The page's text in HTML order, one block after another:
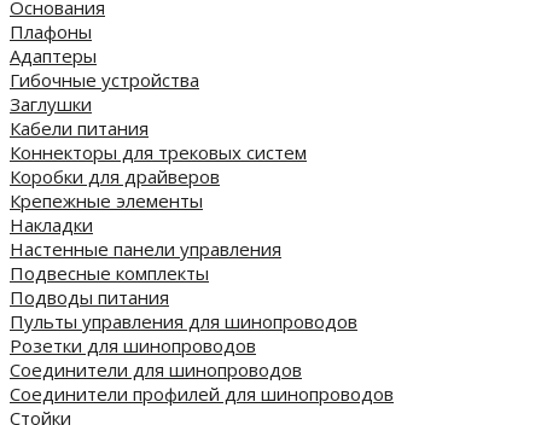
Основания
Плафоны
Адаптеры
Гибочные устройства
Заглушки
Кабели питания
Коннекторы для трековых систем
Коробки для драйверов
Крепежные элементы
Накладки
Настенные панели управления
Подвесные комплекты
Подводы питания
Пульты управления для шинопроводов
Розетки для шинопроводов
Соединители для шинопроводов
Соединители профилей для шинопроводов
Стойки